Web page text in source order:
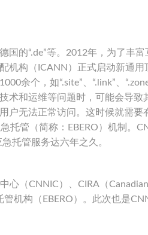
国的“.de”等。2012年，为了丰富
机构（ICANN）正式启动新通用
余个，如“.site”、“.link”、
术和运维等问题时，可能会导致
户无法正常访问。这时候就需要
托管（简称：EBERO）机制。
托管服务达六年之久。
心（CNNIC）、CIRA（
机构（EBERO）。此次也是